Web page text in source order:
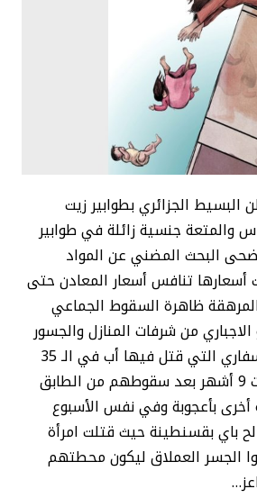
الجزائري بطوابير زيت
والمتعة جنسية زائلة في طوابير
البحث المضني عن المواد
أسعارها تنافس أسعار المعادن حتى
ظاهرة السقوط الجماعي
الاجباري من شرفات المنازل والجسور
ومازالت حادثة جنان سفاري التي قتل فيها أب في الـ 35
من عمره ورضيعة ذات 9 أشهر بعد سقوطهم من الطابق
بأعجوبة وفي نفس الأسبوع
باي بقسنطينة حيث قتلت امرأة
الجسر العملاق ليكون محطتهم